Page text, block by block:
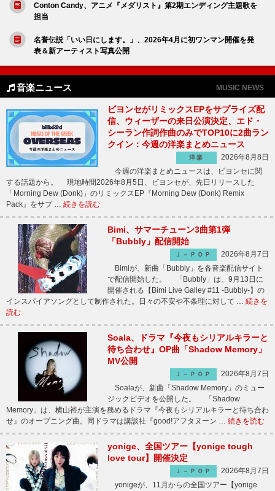
Conton Candy、アニメ『メダリスト』第2期エンディング主題歌を
担当
名誉伝説「いい日にします。」、2026年4月に初ワンマン開催を発
表＆新アーティスト写真公開
音楽ニュース MUSIC NEWS
ビヨンセがリミックスEPをサプライズ配
信、ウィーザーの来日公演決定、エド・
シーラン作詞作曲のみでTOP10に2曲ラン
クイン：今週の洋楽まとめニュース
洋楽
2026年8月8日
今週の洋楽まとめニュースは、ビヨンセに関
する話題から。 現地時間2026年8月5日、ビヨンセが、先日リリースした
「Morning Dew (Donk)」のリミックスEP『Morning Dew (Donk) Remix
Pack』をサプ … 続きを読む
Bimi、サマーチューン3曲第1弾
「Bubbly」配信開始
Ｊ－ＰＯＰ
2026年8月7日
Bimiが、新曲「Bubbly」を各音楽配信サイト
で配信開始した。 「Bubbly」は、9月13日に
開催される【Bimi Live Galley #11 -Bubbly-】の
インスパイアソングとして制作された。日々の不安や不条理に対して … 続きを
読む
Soala、ドラマ『今夜もシリアルキラーと
待ち合わせ』OP曲「Shadow Memory」
MV公開
Ｊ－ＰＯＰ
2026年8月7日
Soalaが、新曲「Shadow Memory」のミュー
ジックビデオを公開した。 「Shadow
Memory」は、横山裕が主演を務めるドラマ『今夜もシリアルキラーと待ち合わ
せ』のオープニング曲。同ドラマは講談社『good!アフタヌーン … 続きを読む
yonige、全国ツアー【yonige tough
love tour】開催決定
Ｊ－ＰＯＰ
2026年8月7日
yonigeが、11月からの全国ツアー【yonige